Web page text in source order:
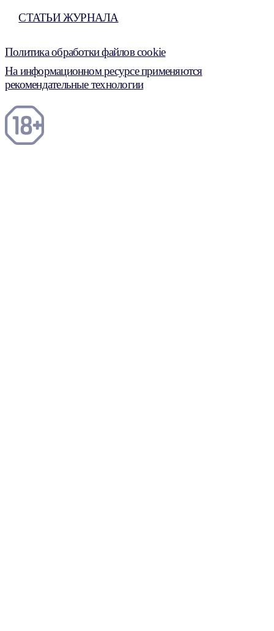
СТАТЬИ ЖУРНАЛА
Политика обработки файлов cookie
На информационном ресурсе применяются
рекомендательные технологии